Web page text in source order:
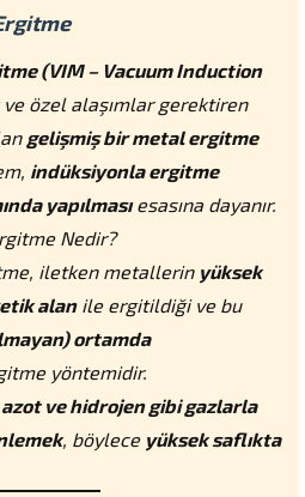
(VIM – Vacuum Induction
ve özel alaşımlar gerektiren
gelişmiş bir metal ergitme
indüksiyonla ergitme
yapılmasıesasına dayanır.
Nedir?
iletken metallerin yüksek
alanile ergitildiği ve bu
ortamda
yöntemidir.
ve hidrojen gibi gazlarla
, böylece yüksek saflıkta